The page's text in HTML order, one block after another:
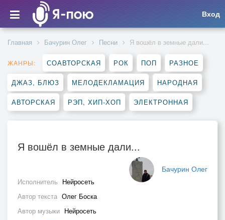
Вход
Главная Бачурин Олег Песни Я вошёл в земные дали...
ЖАНРЫ: СОАВТОРСКАЯ РОК ПОП РАЗНОЕ
ДЖАЗ, БЛЮЗ МЕЛОДЕКЛАМАЦИЯ НАРОДНАЯ
АВТОРСКАЯ РЭП, ХИП-ХОП ЭЛЕКТРОННАЯ
Я вошёл в земные дали...
Бачурин Олег
Исполнитель Нейросеть
Автор текста Олег Боска
Автор музыки Нейросеть